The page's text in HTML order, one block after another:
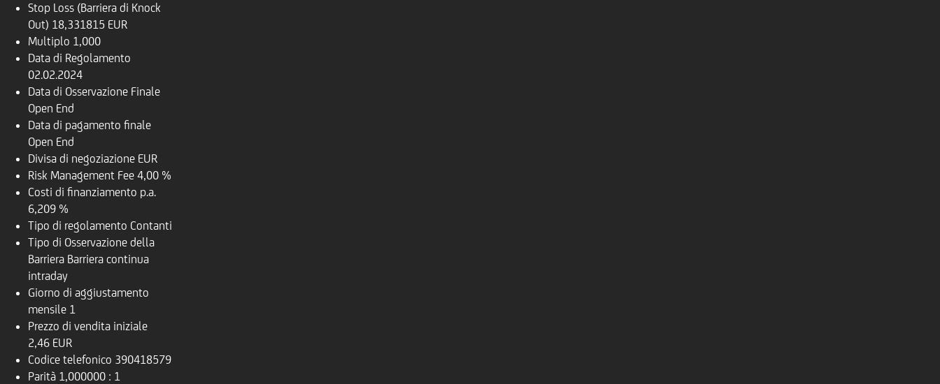
Stop Loss (Barriera di Knock
Out) 18,331815 EUR
Multiplo 1,000
Data di Regolamento
02.02.2024
Data di Osservazione Finale
Open End
Data di pagamento finale
Open End
Divisa di negoziazione EUR
Risk Management Fee 4,00 %
Costi di finanziamento p.a.
6,209 %
Tipo di regolamento Contanti
Tipo di Osservazione della
Barriera Barriera continua
intraday
Giorno di aggiustamento
mensile 1
Prezzo di vendita iniziale
2,46 EUR
Codice telefonico 390418579
Parità 1,000000 : 1